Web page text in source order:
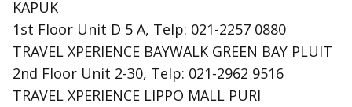
KAPUK
1st Floor Unit D 5 A, Telp: 021-2257 0880
TRAVEL XPERIENCE BAYWALK GREEN BAY PLUIT
2nd Floor Unit 2-30, Telp: 021-2962 9516
TRAVEL XPERIENCE LIPPO MALL PURI